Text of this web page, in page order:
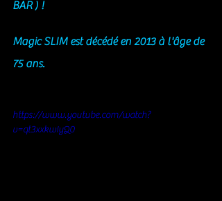
BAR ) !
Magic SLIM est décédé en 2013 à l'âge de
75 ans.
https://www.youtube.com/watch?
v=qt3xxkwIyQ0